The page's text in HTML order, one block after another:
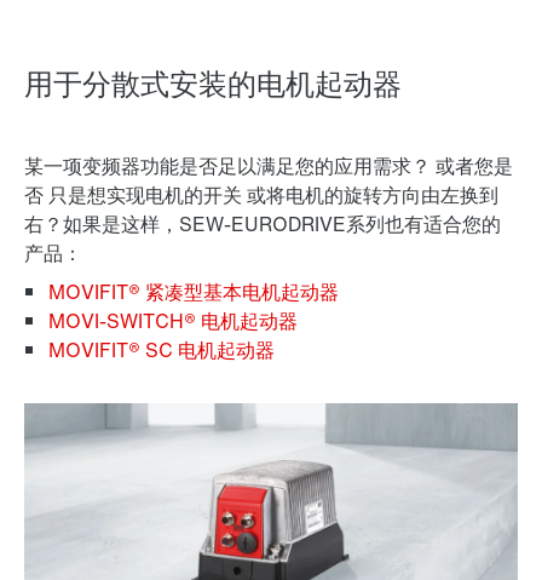
用于分散式安装的电机起动器
某一项变频器功能是否足以满足您的应用需求？ 或者您是
否 只是想实现电机的开关 或将电机的旋转方向由左换到
右？如果是这样，SEW‑EURODRIVE系列也有适合您的
产品：
MOVIFIT® 紧凑型基本电机起动器
MOVI‑SWITCH® 电机起动器
MOVIFIT® SC 电机起动器